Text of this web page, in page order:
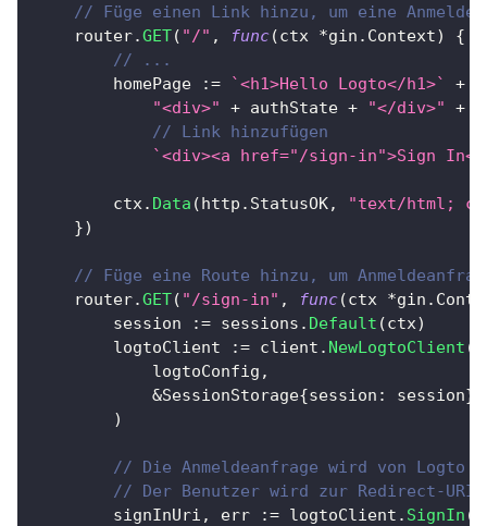
// Füge einen Link hinzu, um eine
	router
.GET( "/" , func(ctx *gin . Context)
{
// ...
		homePage
:= `<h1>Hello Logto</h1>`
+
"<div>"
+ authState + "</div>"
+
// Link hinzufügen
`<div><a href="/sign-in">Sign In</
		ctx
. Data (http . StatusOK,
"text/html;
})
// Füge eine Route hinzu, um
	router
.GET( "/sign-in" , func(ctx *gin .
		session
:= sessions . Default (ctx)
		logtoClient
:= client . NewLogtoClient (
			logtoConfig
,
&SessionStorage{session : session}
)
// Die Anmeldeanfrage wird von Logto
// Der Benutzer wird zur Redirect-
		signInUri
, err := logtoClient . SignIn (